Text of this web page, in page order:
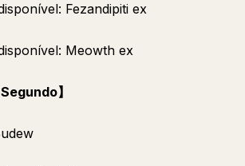
Fezandipiti ex
Meowth ex
】